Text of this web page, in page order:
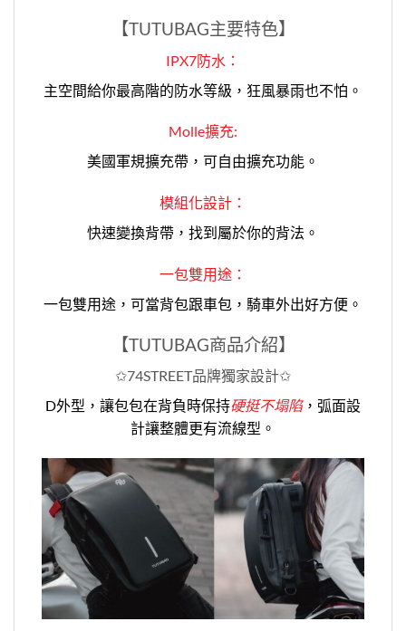
【TUTUBAG主要特色】
IPX7防水：
主空間給你最高階的防水等級，狂風暴雨也不怕。
Molle擴充:
美國軍規擴充帶，可自由擴充功能。
模組化設計：
快速變換背帶，找到屬於你的背法。
一包雙用途：
一包雙用途，可當背包跟車包，騎車外出好方便。
【TUTUBAG商品介紹】
✩74STREET品牌獨家設計✩
D外型，讓包包在背負時保持硬挺不塌陷，弧面設
計讓整體更有流線型。